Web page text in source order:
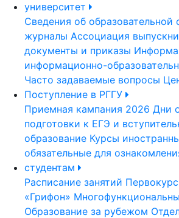
университет
Сведения об образовательной
журналы Ассоциация
документы и приказы
информационно-
Часто задаваемые вопросы
Поступление в РГГУ
Приемная кампания 2026 Дни
подготовки к ЕГЭ и
образование Курсы
обязательные для
студентам
Расписание занятий
«Грифон»
Образование за рубежом